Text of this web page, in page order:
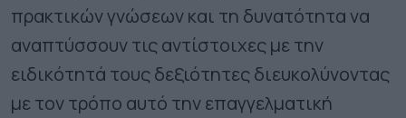
πρακτικών γνώσεων και τη δυνατότητα να
αναπτύσσουν τις αντίστοιχες με την
ειδικότητά τους δεξιότητες διευκολύνοντας
με τον τρόπο αυτό την επαγγελματική